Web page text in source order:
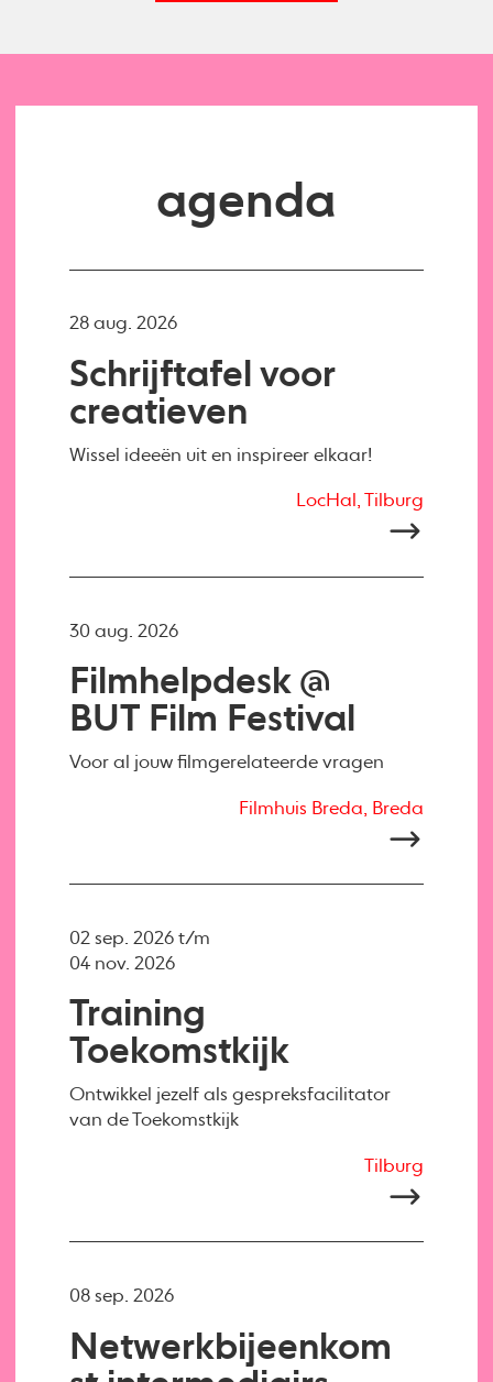
agenda
Schrijftafel voor
creatieven
Wissel ideeën uit en inspireer elkaar!
28 aug. 2026
LocHal, Tilburg
Filmhelpdesk @
BUT Film Festival
Voor al jouw filmgerelateerde vragen
30 aug. 2026
Filmhuis Breda, Breda
Training
Toekomstkijk
Ontwikkel jezelf als gespreksfacilitator
van de Toekomstkijk
02 sep. 2026 t/m
04 nov. 2026
Tilburg
Netwerkbijeenkom
08 sep. 2026